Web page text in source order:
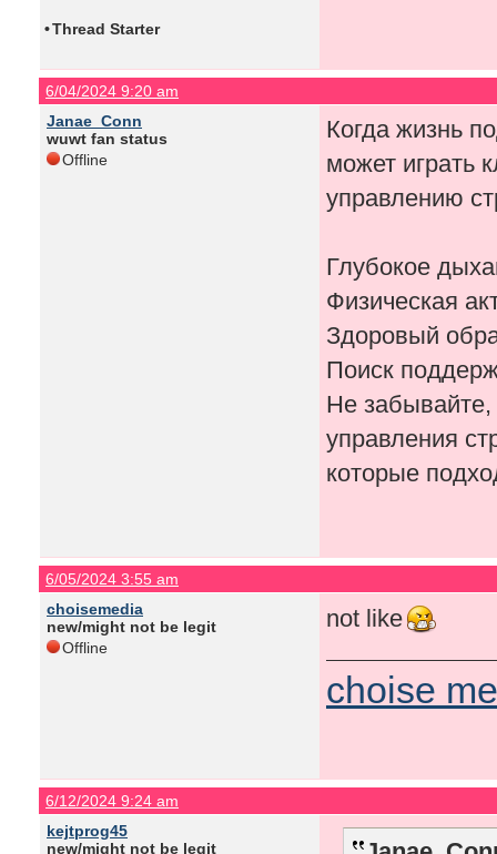
•Thread Starter
6/04/2024 9:20 am
Janae_Conn
wuwt fan status
Offline
Когда жизнь
может играть
управлению
Глубокое
Физическая
Здоровый
Поиск
Не
управления
которые
6/05/2024 3:55 am
choisemedia
new/might not be legit
Offline
not like
choise
6/12/2024 9:24 am
kejtprog45
new/might not be legit